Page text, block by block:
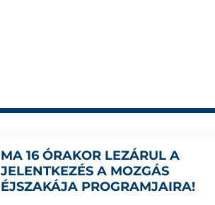
MA 16 ÓRAKOR LEZÁRUL A
JELENTKEZÉS A MOZGÁS
ÉJSZAKÁJA PROGRAMJAIRA!